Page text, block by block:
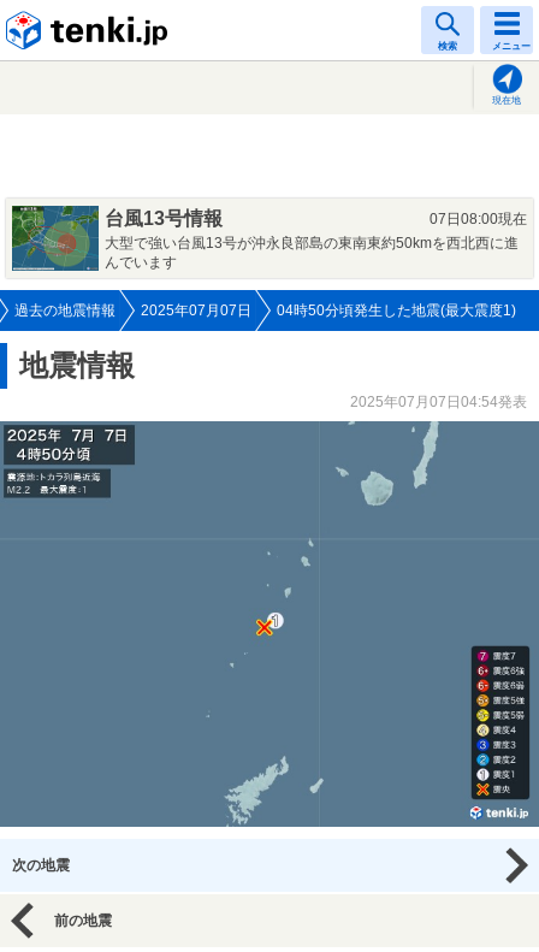
検索 メニュー
現在地
台風13号情報
07日08:00現在
大型で強い台風13号が沖永良部島の東南東約50kmを西北西に進
んでいます
過去の地震情報 2025年07月07日 04時50分頃発生した地震(最大震度1)
地震情報
2025年07月07日04:54発表
次の地震
前の地震